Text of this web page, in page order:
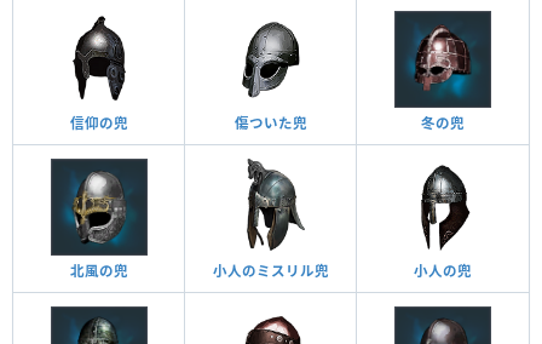
信仰の兜 傷ついた兜 冬の兜
北風の兜 小人のミスリル兜 小人の兜